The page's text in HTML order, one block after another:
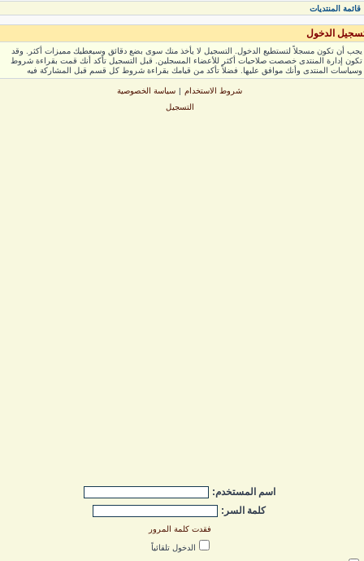
المنتديات
الدخول
أن تكون مسجلاً لتستطيع الدخول. التسجيل لا يأخذ منك سوى بضع دقائق وسيعطيك مميزات أكثر. وقد
إدارة المنتدى خصصت صلاحيات أكثر للأعضاء المسجلين. قبل التسجيل تأكد أنك قمت بقراءة شروط
المنتدى وأنك موافق عليها. فضلاً تأكد من قيامك بقراءة شروط كل قسم قبل المشاركة فيه
شروط الاستخدام | سياسة الخصوصية
التسجيل
اسم المستخدم:
كلمة السر:
فقدت كلمة المرور
الدخول تلقائياً